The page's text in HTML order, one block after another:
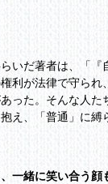
いだ著者は、「『
利が法律で守ら
った。そんな人た
え、「普通」に
一緒に笑い合う顔